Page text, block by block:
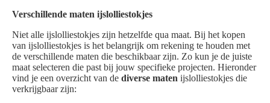
Verschillende maten ijslolliestokjes
Niet alle ijslolliestokjes zijn hetzelfde qua maat. Bij het kopen
van ijslolliestokjes is het belangrijk om rekening te houden met
de verschillende maten die beschikbaar zijn. Zo kun je de juiste
maat selecteren die past bij jouw specifieke projecten. Hieronder
vind je een overzicht van de diverse maten ijslolliestokjes die
verkrijgbaar zijn: